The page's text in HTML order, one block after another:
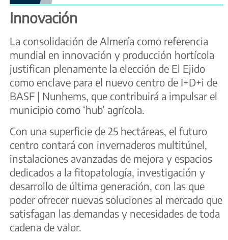
Innovación
La consolidación de Almería como referencia
mundial en innovación y producción hortícola
justifican plenamente la elección de El Ejido
como enclave para el nuevo centro de I+D+i de
BASF | Nunhems, que contribuirá a impulsar el
municipio como ‘hub’ agrícola.
Con una superficie de 25 hectáreas, el futuro
centro contará con invernaderos multitúnel,
instalaciones avanzadas de mejora y espacios
dedicados a la fitopatología, investigación y
desarrollo de última generación, con las que
poder ofrecer nuevas soluciones al mercado que
satisfagan las demandas y necesidades de toda
cadena de valor.